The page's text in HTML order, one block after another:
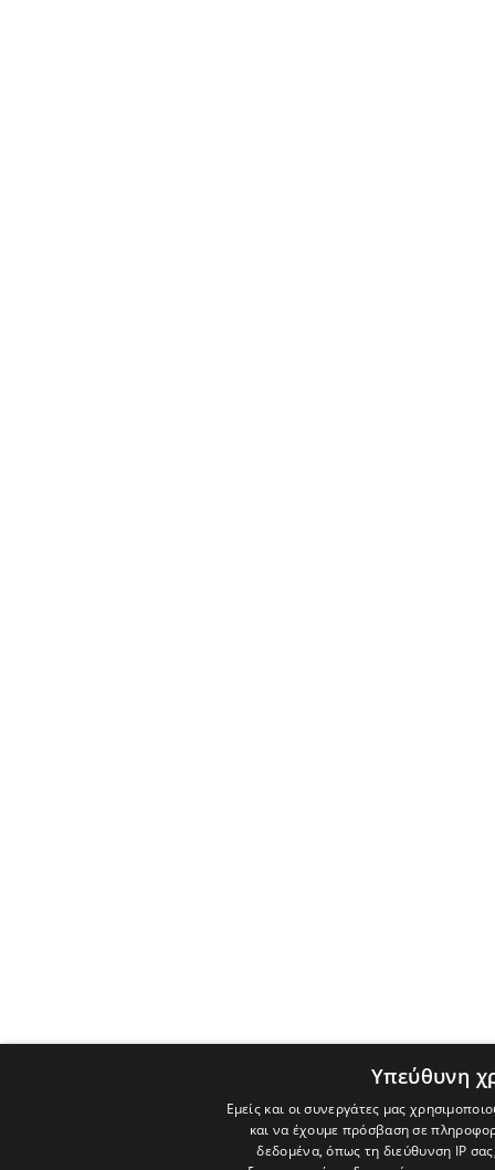
Υπεύθυνη
Εμείς και οι συνεργάτες μας
και να έχουμε πρόσβαση σε
δεδομένα, όπως τη διεύθυνση IP